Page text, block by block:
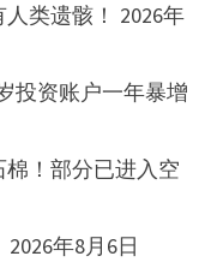
类遗骸！ 2026年
投资账户一年暴增
！部分已进入空
2026年8月6日